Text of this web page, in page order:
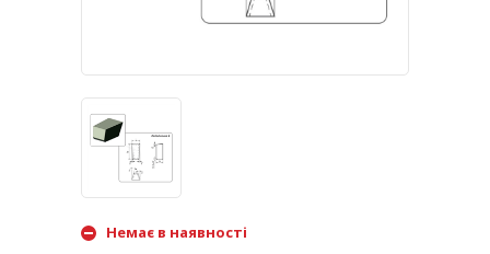
Немає в наявності